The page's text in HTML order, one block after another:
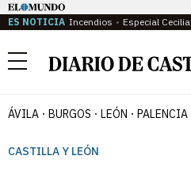
ES NOTICIA Incendios Especial Cecilia
Menú
ÁVILA BURGOS LEÓN PALENCIA
CASTILLA Y LEÓN